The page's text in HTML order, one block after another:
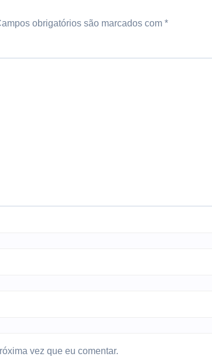
obrigatórios são marcados com *
vez que eu comentar.